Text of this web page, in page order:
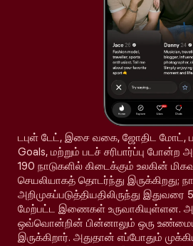
டபுள் டேட், இசை வகை, ஜோதிட மோட்,
Goals, மற்றும் படச் சரிபார்ப்பு போன்ற
190 நாடுகளில் கிடைக்கும் உலகின்
செயலியாகத் தொடர்ந்து இருக்கிறது;
அறிமுகப்படுத்தியதிலிருந்து இதுவரை
மேற்பட்ட இணைகள்
ஒவ்வொன்றின் பின்னாலும் ஒரு
இருக்கிறார். அதுதான் எப்போதும்